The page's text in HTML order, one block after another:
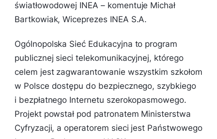
światłowodowej INEA – komentuje Michał
Bartkowiak, Wiceprezes INEA S.A.
Ogólnopolska Sieć Edukacyjna to program
publicznej sieci telekomunikacyjnej, którego
celem jest zagwarantowanie wszystkim szkołom
w Polsce dostępu do bezpiecznego, szybkiego
i bezpłatnego Internetu szerokopasmowego.
Projekt powstał pod patronatem Ministerstwa
Cyfryzacji, a operatorem sieci jest Państwowego